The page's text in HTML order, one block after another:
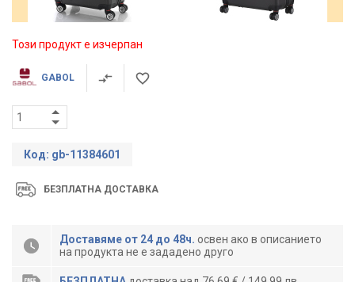
Този продукт е изчерпан
GABOL
Код: gb-11384601
БЕЗПЛАТНА ДОСТАВКА
Доставяме от 24 до 48ч. освен ако в описанието
на продукта не е зададено друго